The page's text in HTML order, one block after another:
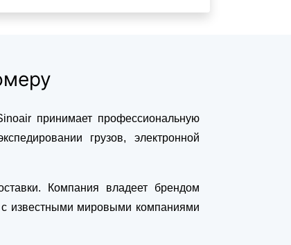
принимает профессиональную
грузов, электронной
Компания владеет брендом
известными мировыми компаниями